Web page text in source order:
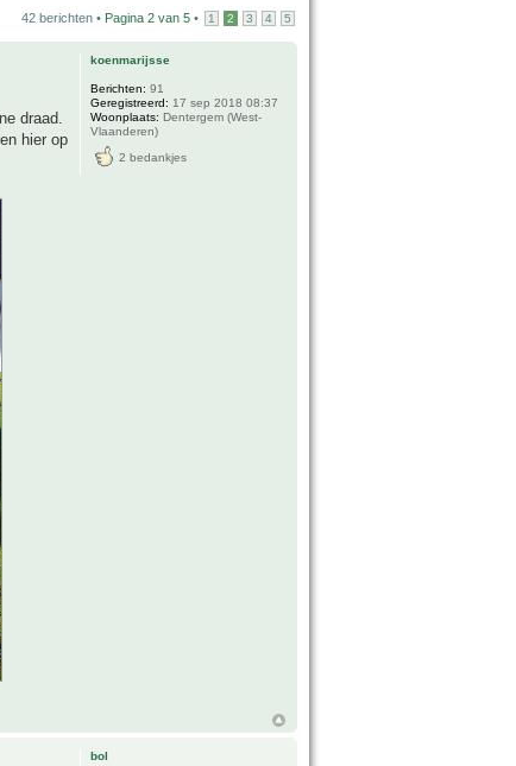
42 berichten • Pagina 2 van 5 • 1 2 3 4 5
draad.
hier op
koenmarijsse
Berichten: 91
Geregistreerd: 17 sep 2018 08:37
Woonplaats: Dentergem (West-
Vlaanderen)
2 bedankjes
bol